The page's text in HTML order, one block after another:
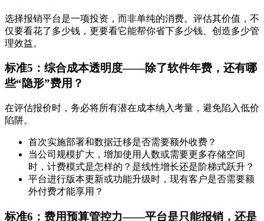
选择报销平台是一项投资，而非单纯的消费。评估其价值，不
仅要看花了多少钱，更要看它能帮你省下多少钱、创造多少管
理效益。
标准5：综合成本透明度——除了软件年费，还有哪
些“隐形”费用？
在评估报价时，务必将所有潜在成本纳入考量，避免陷入低价
陷阱。
首次实施部署和数据迁移是否需要额外收费？
当公司规模扩大，增加使用人数或需要更多存储空间
时，计费模式是怎样的？是线性增长还是阶梯式跃升？
平台进行版本更新或功能升级时，现有客户是否需要额
外付费才能享用？
标准6：费用预算管控力——平台是只能报销，还是